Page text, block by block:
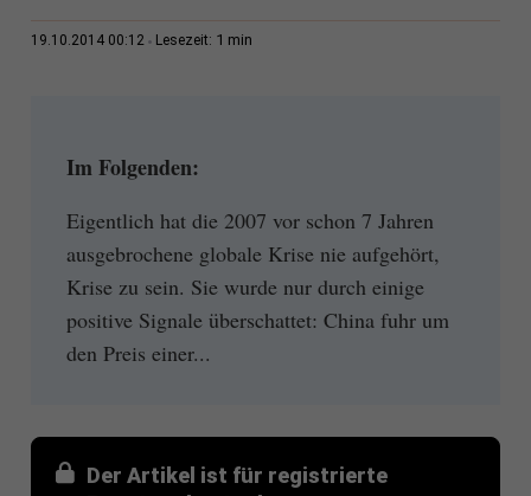
19.10.2014 00:12 Lesezeit: 1 min
Im Folgenden:
Eigentlich hat die 2007 vor schon 7 Jahren
ausgebrochene globale Krise nie aufgehört,
Krise zu sein. Sie wurde nur durch einige
positive Signale überschattet: China fuhr um
den Preis einer...
Der Artikel ist für registrierte